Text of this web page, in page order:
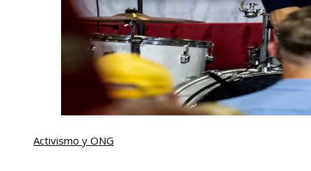
Activismo y ONG